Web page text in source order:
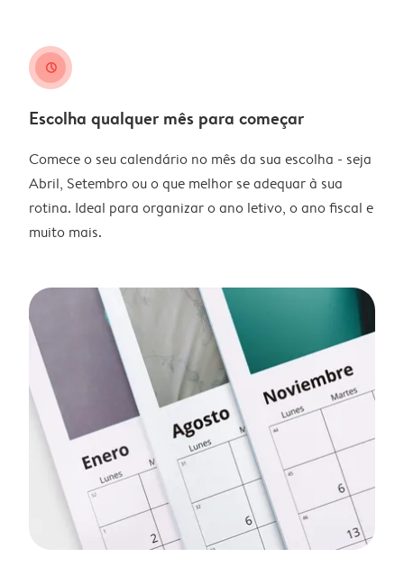
clock
Escolha qualquer mês para começar
Comece o seu calendário no mês da sua escolha - seja
Abril, Setembro ou o que melhor se adequar à sua
rotina. Ideal para organizar o ano letivo, o ano fiscal e
muito mais.